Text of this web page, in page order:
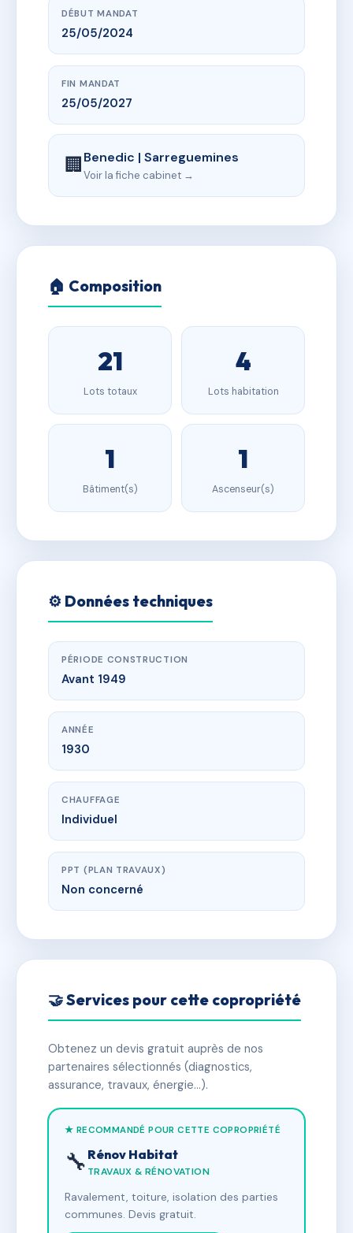
DÉBUT MANDAT
25/05/2024
FIN MANDAT
25/05/2027
🏢Benedic | Sarreguemines
Voir la fiche cabinet →
🏠 Composition
21
Lots totaux
4
Lots habitation
1
Bâtiment(s)
1
Ascenseur(s)
⚙️ Données techniques
PÉRIODE CONSTRUCTION
Avant 1949
ANNÉE
1930
CHAUFFAGE
Individuel
PPT (PLAN TRAVAUX)
Non concerné
🤝 Services pour cette copropriété
Obtenez un devis gratuit auprès de nos
partenaires sélectionnés (diagnostics,
assurance, travaux, énergie…).
★ RECOMMANDÉ POUR CETTE COPROPRIÉTÉ
🔧 Rénov Habitat
TRAVAUX & RÉNOVATION
Ravalement, toiture, isolation des parties
communes. Devis gratuit.